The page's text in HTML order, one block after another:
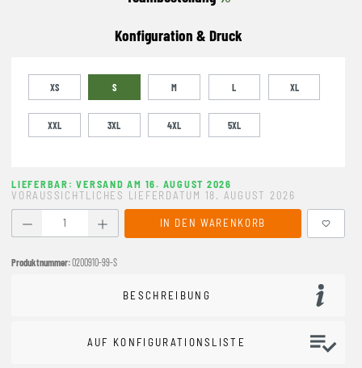
Konfiguration & Druck
XS S M L XL
XXL 3XL 4XL 5XL
LIEFERBAR: VERSAND AM 16. AUGUST 2026
VORAUSSICHTLICHES LIEFERDATUM 18. AUGUST 2026
Produkt Anzahl: Gib den gewünschten Wert ein oder
IN DEN WARENKORB
Produktnummer:0200910-99-S
BESCHREIBUNG
AUF KONFIGURATIONSLISTE